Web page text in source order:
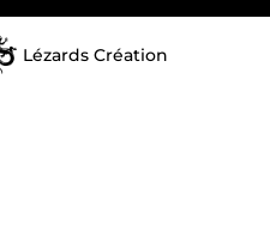
Lézards Création